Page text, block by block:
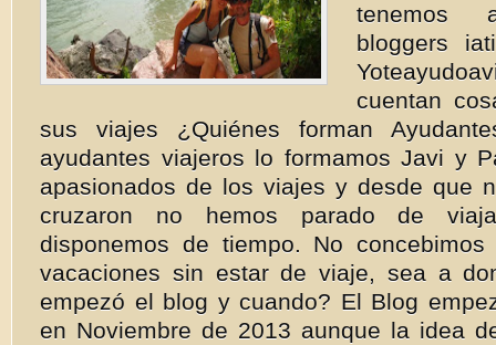
tenemos
bloggers
cuentan
sus viajes ¿Quiénes forman
ayudantes viajeros lo formamos Javi y
apasionados de los viajes y desde que
cruzaron no hemos parado de
disponemos de tiempo. No
vacaciones sin estar de viaje, sea a
empezó el blog y cuando? El Blog
en Noviembre de 2013 aunque la idea